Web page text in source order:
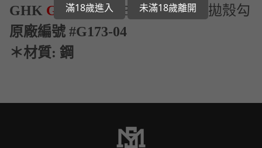
GHK G17 Gen3GBB 原廠零件- 拋殼勾
原廠編號 #G173-04
＊材質: 鋼
滿18歲進入 未滿18歲離開